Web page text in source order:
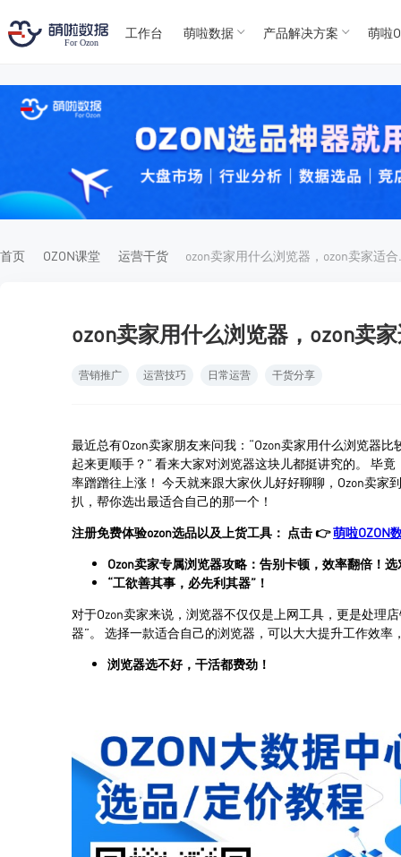
For
For
工作台 萌啦数据 产品解决方案 萌啦
首页 OZON课堂 运营干货
ozon卖家用什么浏览器，ozon卖
营销推广 运营技巧 日常运营 干货分享